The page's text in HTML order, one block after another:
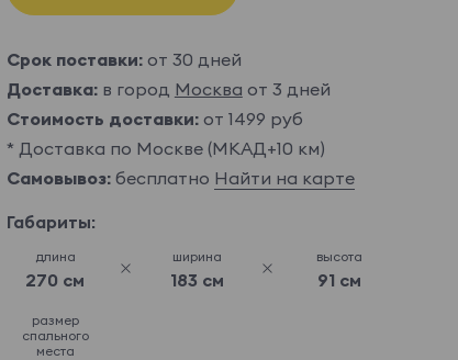
Срок поставки:от 30 дней
Доставка:в город Москва от 3 дней
Стоимость доставки:от 1499 руб
* Доставка по Москве (МКАД+10 км)
Самовывоз:бесплатно Найти на карте
Габариты:
длина
270 см
ширина
183 см
высота
91 см
размер
спального
места